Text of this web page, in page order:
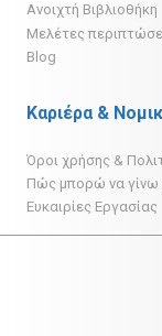
Ανοιχτή Βιβλιοθήκη
Μελέτες
Blog
Καριέρα &
Όροι χρήσης &
Πώς μπορώ να γίνω
Ευκαιρίες Εργασίας